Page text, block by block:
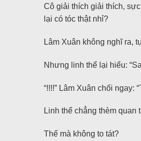
Cô giải thích giải thích,
lại có tóc thật nhỉ?
Lâm Xuân không nghĩ ra,
Nhưng linh thể lại hiểu:
“!!!!” Lâm Xuân chối ngay:
Linh thể chẳng thèm quan
Thế mà không to tát?